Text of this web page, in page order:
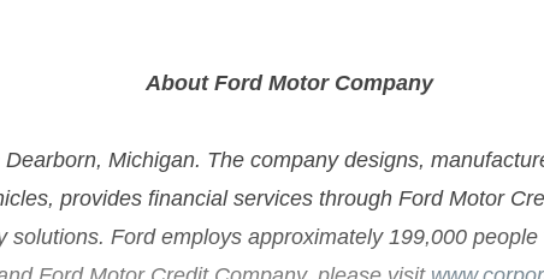
About Ford Motor Company
Michigan. The company designs,
provides financial services through Ford Motor
Ford employs approximately 199,000